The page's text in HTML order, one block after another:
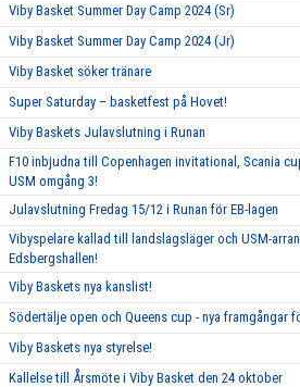
Viby Basket Summer Day Camp 2024 (Sr)
Viby Basket Summer Day Camp 2024 (Jr)
Viby Basket söker tränare
Super Saturday – basketfest på Hovet!
Viby Baskets Julavslutning i Runan
F10 inbjudna till Copenhagen invitational, Scania
USM omgång 3!
Julavslutning Fredag 15/12 i Runan för EB-lagen
Vibyspelare kallad till landslagsläger och USM-
Edsbergshallen!
Viby Baskets nya kanslist!
Södertälje open och Queens cup - nya framgångar
Viby Baskets nya styrelse!
Kallelse till Årsmöte i Viby Basket den 24 oktober